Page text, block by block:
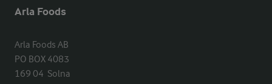
Arla Foods
Arla Foods AB
PO BOX 4083
169 04  Solna